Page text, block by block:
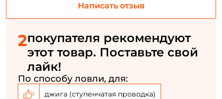
Написать отзыв
2покупателя рекомендуют
этот товар. Поставьте свой
лайк!
По способу ловли, для:
1 джига (ступенчатая проводка)
Повторите пароль: *
персональных данных
Создать аккаунт
У меня уже есть аккаунт